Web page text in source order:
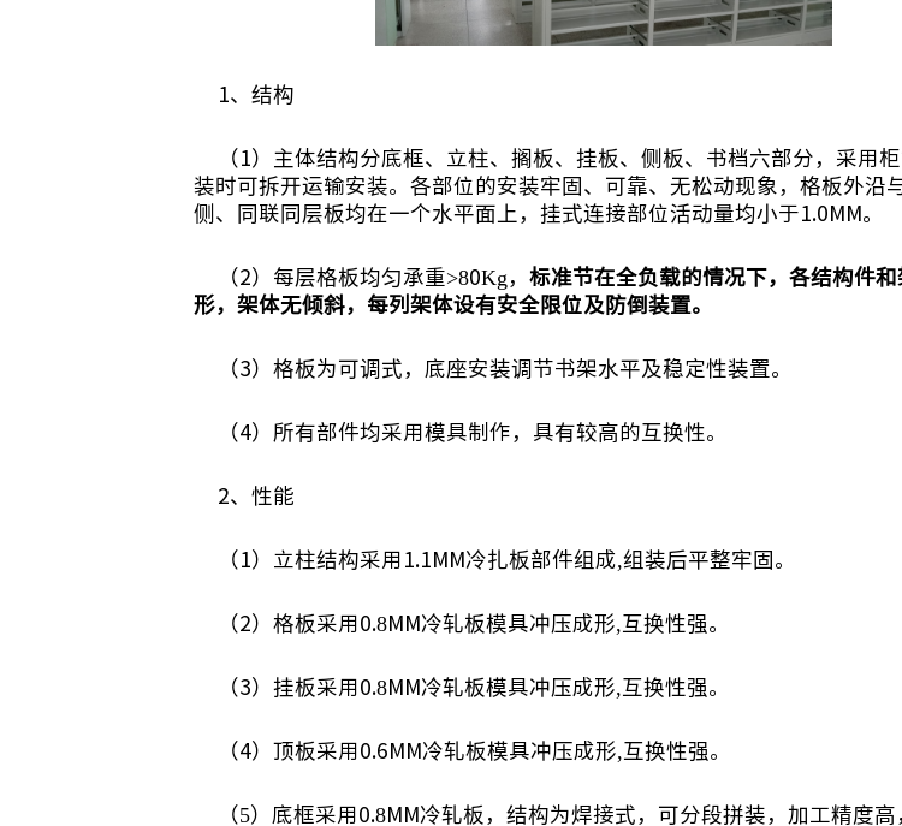
1 、结构
（ 1 ）主体结构分底框、立柱、搁板、挂板、侧板、书档六部分，采用
装时可拆开运输安装。各部位的安装牢固、可靠、无松动现象，格板外沿
侧、同联同层板均在一个水平面上，挂式连接部位活动量均小于1.0MM。
（2）每层格板均匀承重>80Kg ，标准节在全负载的情况下，各结构件和
形，架体无倾斜，每列架体设有安全限位及防倒装置。
（3）格板为可调式，底座安装调节书架水平及稳定性装置。
（4）所有部件均采用模具制作，具有较高的互换性。
2、性能
（ 1）立柱结构采用1.1MM冷扎板部件组成,组装后平整牢固。
（2）格板采用0.8MM冷轧板模具冲压成形,互换性强。
（3）挂板采用0.8MM冷轧板模具冲压成形,互换性强。
（4）顶板采用0.6MM冷轧板模具冲压成形,互换性强。
（5）底框采用0.8MM冷轧板，结构为焊接式，可分段拼装，加工精度高